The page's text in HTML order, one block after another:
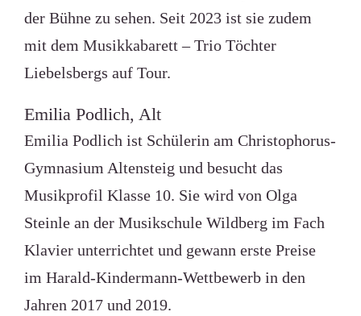
der Bühne zu sehen. Seit 2023 ist sie zudem
mit dem Musikkabarett – Trio Töchter
Liebelsbergs auf Tour.
Emilia Podlich, Alt
Emilia Podlich ist Schülerin am Christophorus-
Gymnasium Altensteig und besucht das
Musikprofil Klasse 10. Sie wird von Olga
Steinle an der Musikschule Wildberg im Fach
Klavier unterrichtet und gewann erste Preise
im Harald-Kindermann-Wettbewerb in den
Jahren 2017 und 2019.